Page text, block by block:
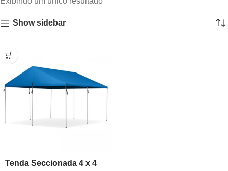
Show sidebar
Tenda Seccionada 4 x 4